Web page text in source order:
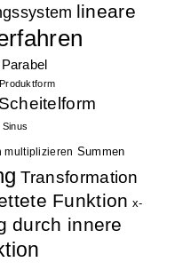
lineare
Parabel
Produktform
Scheitelform
Sinus
multiplizieren Summen
Transformation
Funktion x-
durch innere